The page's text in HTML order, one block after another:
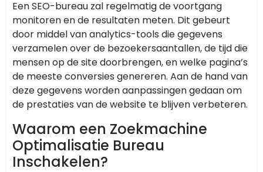
Een SEO-bureau zal regelmatig de voortgang
monitoren en de resultaten meten. Dit gebeurt
door middel van analytics-tools die gegevens
verzamelen over de bezoekersaantallen, de tijd die
mensen op de site doorbrengen, en welke pagina’s
de meeste conversies genereren. Aan de hand van
deze gegevens worden aanpassingen gedaan om
de prestaties van de website te blijven verbeteren.
Waarom een Zoekmachine
Optimalisatie Bureau
Inschakelen?